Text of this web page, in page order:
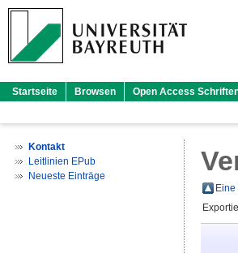
Startseite Browsen Open Access
Kontakt
Leitlinien EPub
Neueste Einträge